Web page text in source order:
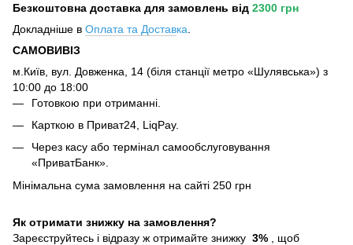
Безкоштовна доставка для замовлень від 2300 грн
Докладніше в Оплата та Доставка
САМОВИВІЗ
м.Київ, вул. Довженка, 14 (біля станції метро «Шулявська») з
10:00 до 18:00
Готовкою при отриманні.
Карткою в Приват24, LiqPay.
Через касу або термінал самообслуговування
«ПриватБанк».
Мінімальна сума замовлення на сайті 250 грн
Як отримати знижку на замовлення?
Зареєструйтесь і відразу ж отримайте знижку 3% , щоб